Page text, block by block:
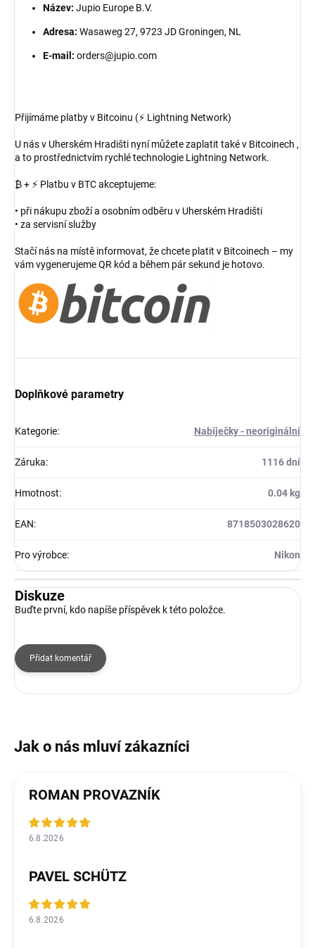
Název: Jupio Europe B.V.
Adresa: Wasaweg 27, 9723 JD Groningen, NL
E-mail: orders@jupio.com
Přijímáme platby v Bitcoinu (⚡ Lightning Network)
U nás v Uherském Hradišti nyní můžete zaplatit také v Bitcoinech ,
a to prostřednictvím rychlé technologie Lightning Network.
₿ + ⚡ Platbu v BTC akceptujeme:
• při nákupu zboží a osobním odběru v Uherském Hradišti
• za servisní služby
Stačí nás na místě informovat, že chcete platit v Bitcoinech – my
vám vygenerujeme QR kód a během pár sekund je hotovo.
Doplňkové parametry
Kategorie: Nabíječky - neoriginální
Záruka: 1116 dní
Hmotnost: 0.04 kg
EAN: 8718503028620
Pro výrobce: Nikon
Diskuze
Buďte první, kdo napíše příspěvek k této položce.
Přidat komentář
ROMAN PROVAZNÍK
6.8.2026
PAVEL SCHÜTZ
6.8.2026